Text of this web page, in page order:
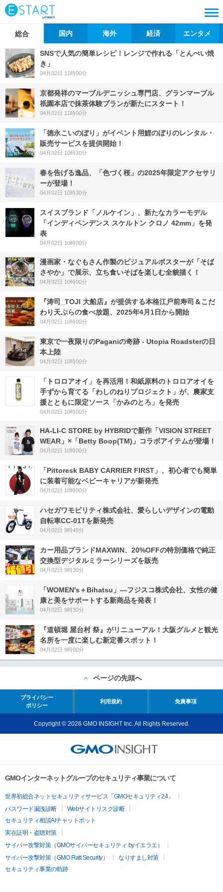
総合 国内 海外 経済 エンタメ
SNSで人気の簡単レシピ！レンジで作れる「とんぺい焼
き」
04月02日 11時00分
京都発祥のマーブルデニッシュ専門店、グランマーブル
祇園本店で抹茶体験プランが新たにスタート！
04月02日 11時00分
「徳永こいのぼり」がイベント用鯉のぼりのレンタル・
販売サービスを提供開始！
04月02日 10時30分
春を告げる逸品、「色づく桜」の2025年限定アクセサリ
ーが登場！
04月02日 10時30分
スイスブランド「ノルケイン」、新たなカラーモデル
「インディペンデンス スケルトン クロノ 42mm」を発
表
04月02日 10時00分
漫画家・なぐもさん作製のビジュアルポスターが「そば
さやか」で展示、立ち食いそばを楽しむ全貌描く！
04月02日 10時00分
『涛司_TOJI 大船店』が提供する本格江戸前寿司＆こだ
わり天ぷらの食べ放題、2025年4月1日から開始
04月02日 10時00分
東京で一夜限りのPaganiの奇跡 - Utopia Roadsterの日
本上陸
04月02日 10時00分
「トロロアオイ」を再活用！和紙原料のトロロアオイを
手ずから育てる「わしのねりプロジェクト」が、農家支
援とともに限定ソース「かみのとろ」を発売
04月02日 10時00分
HA-LI-C STORE by HYBRIDで新作「VISION STREET
WEAR」×「Betty Boop(TM)」コラボアイテムが登場！
04月02日 10時00分
「Pittoresk BABY CARRIER FIRST」、初心者でも簡単
に装着可能なベビーキャリアが新発売
04月02日 10時00分
ハセガワモビリティ株式会社、愛らしいデザインの電動
自転車CC-01Tを新発売
04月02日 9時45分
カー用品ブランドMAXWIN、20%OFFの特別価格で純正
交換型デジタルミラーシリーズを販売
04月02日 9時30分
「WOMEN's＋Bihatsu」―フジスコ株式会社、女性の健
康と美をサポートする新商品を発表！
04月02日 9時30分
『道頓堀 屋台村 祭』がリニューアル！大阪グルメと観光
名所を一度に楽しむ新定番スポット！
04月02日 9時00分
ページの先頭へ
プライバシー
ポリシー
利用規約 免責事項
Copyright © 2026 GMO INSIGHT Inc. All Rights Reserved.
GMOインターネットグループのセキュリティ事業について
世界初総合ネットセキュリティサービス「GMOセキュリティ24」
パスワード漏洩診断
Webサイトリスク診断
セキュリティ相談AIチャットボット
実在証明・盗聴対策
サイバー攻撃対策（GMOサイバーセキュリティ byイエラエ）
サイバー攻撃対策（GMO Flatt Security）
なりすまし対策
セキュリティ事業の軌跡